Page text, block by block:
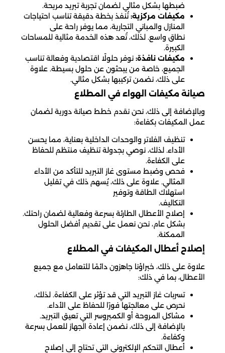
ضبطها بشكل مثالي لضمان تجربة تبريد مريحة.
مكيفات مركزية:تُنفذ بخطة دقيقة تناسب احتياجات
المنازل والمباني التجارية، مما يوفر راحة على
نطاق واسع. لذلك، تُعد هذه الخدمة مثالية للمساحات
الكبيرة.
مكيفات نافذة: نوفر حلولًا اقتصادية وفعالة تناسب
الجميع، خاصة من يبحثون عن حلول بسيطة. علاوة
على ذلك، نضمن تركيبها بشكل مثالي.
صيانة مكيفات الهواء في المطلاع
وبالإضافة إلى ذلك، نحن نقدم خطط صيانة دورية لضمان
عمل المكيفات بكفاءة:
تنظيف الفلاتر والوحدات الداخلية بعناية، مما يحسن
الأداء. لذلك، نوصي بجدولة تنظيف منتظم للحفاظ
على الكفاءة.
فحص وضبط مستوى غاز التبريد للتأكد من الأداء
المثالي. علاوة على ذلك، يُسهم ذلك في تقليل
استهلاك الطاقة وتوفير
التكاليف.
إصلاح الأعطال الطارئة بسرعة وفعالية لضمان راحتك.
بشكل عام، نحن نعمل على تقديم أفضل الحلول
الممكنة.
إصلاح أعطال المكيفات في المطلاع
علاوة على ذلك، خبراؤنا جاهزون دائمًا للتعامل مع جميع
الأعطال، بما في ذلك:
تسربات غاز التبريد التي قد تؤثر على الكفاءة. لذلك،
نحرص على معالجتها فورًا للحفاظ على الأداء.
مشاكل المروحة أو الكمبروسر التي تعيق التبريد.
بالإضافة إلى ذلك، نضمن إعادة الجهاز للعمل بسرعة
وكفاءة.
أعطال التحكم الإلكتروني التي تحتاج إلى إصلاح